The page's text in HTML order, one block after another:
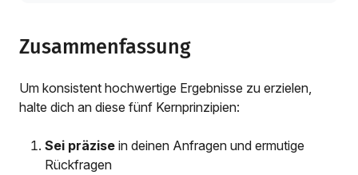
Zusammenfassung
Um konsistent hochwertige Ergebnisse zu erzielen,
halte dich an diese fünf Kernprinzipien:
Sei präzise in deinen Anfragen und ermutige
Rückfragen